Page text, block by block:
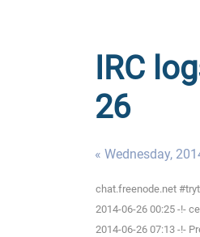
IRC
26
« Wednesday,
chat.freenode.net
2014-06-26 00:25 -!-
2014-06-26 07:13 -!-